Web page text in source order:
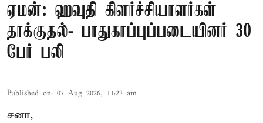
ஏமன்: ஹவுதி கிளர்ச்சியாளர்கள்
தாக்குதல்- பாதுகாப்புப்படையினர் 30
பேர் பலி
Published on: 07 Aug 2026, 11:23 am
சனா,